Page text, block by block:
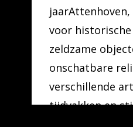
voor
zeldzame
onschatbare
verschillende
tijdvakken en